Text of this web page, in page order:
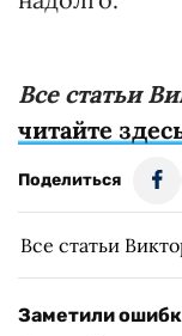
Все статьи
читайте
Поделиться
Все статьи
Заметили